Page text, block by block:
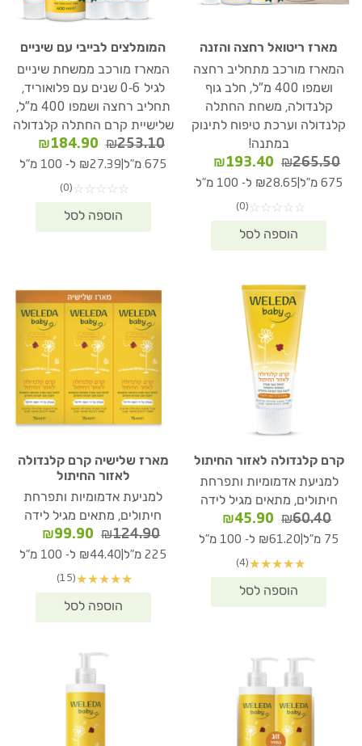
מארז ריטואל רחצה והזנה
המארז מורכב מתחליב רחצה
ושמפו 400 מ"ל, חלב גוף
קלנדולה, משחת החתלה
קלנדולה וערכת טיפוח לתינוק
במתנה!
₪265.50
המחיר
המקורי
₪265.50.
₪193.40
המחיר
הנוכחי
675 מ"ל ₪28.65 ל- 100 מ"ל
☆
☆
☆
☆
☆
(0)
המומלצים לבייבי עם שיניים
המארז מורכב ממשחת שיניים
לגיל 0-6 שנים עם פלואוריד,
תחליב רחצה ושמפו 400 מ"ל,
שלישיית קרם החתלה קלנדולה
₪253.10
המחיר
המקורי
₪253.10.
₪184.90
הנוכחי
675 מ"ל ₪27.39 ל- 100 מ"ל
☆
☆
☆
☆
☆
(0)
קרם קלנדולה לאזור החיתול
למניעת אדמומיות ותפרחת
חיתולים, מתאים מגיל לידה
₪60.40
המחיר
המקורי
₪60.40.
₪45.90
המחיר
הנוכחי
75 מ"ל ₪61.20 ל- 100 מ"ל
★
★
★
★
★
(4)
מארז שלישיה קרם קלנדולה
לאזור החיתול
למניעת אדמומיות ותפרחת
חיתולים, מתאים מגיל לידה
₪124.90
המחיר
המקורי
₪124.90.
₪99.90
המחיר
הנוכחי
225 מ"ל ₪44.40 ל- 100 מ"ל
★
★
★
★
★
(15)